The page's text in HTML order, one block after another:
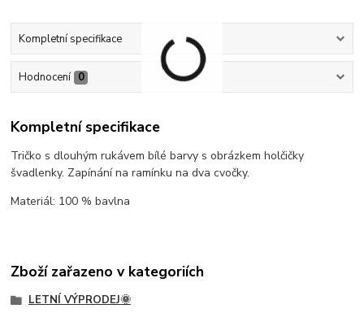
Kompletní specifikace
Hodnocení 0
Kompletní specifikace
Tričko s dlouhým rukávem bílé barvy s obrázkem holčičky
švadlenky. Zapínání na ramínku na dva cvočky.
Materiál: 100 % bavlna
Zboží zařazeno v kategoriích
LETNÍ VÝPRODEJ🌞